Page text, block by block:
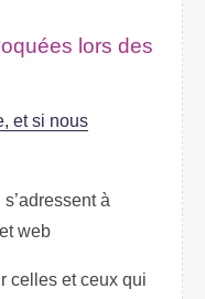
lors des
et si nous
s’adressent à
web
celles et ceux qui